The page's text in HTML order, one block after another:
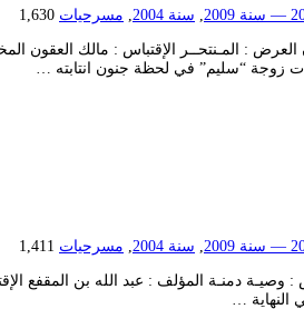
سنة 2004 مسرحيات 1,630
: فيفري 2004 عنوان العرض : المـنتحــر
زوجة “سليم” في لحظة جنون انتابته …
سنة 2004 مسرحيات 1,411
العرض : وصيـة دمنـة المؤلف : عبد الله
النهاية …